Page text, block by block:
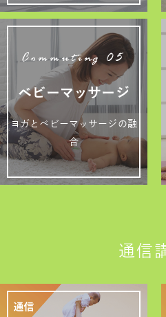
Commuting 05
ベビーマッサージ
ヨガとベビーマッサージの融
合
通信